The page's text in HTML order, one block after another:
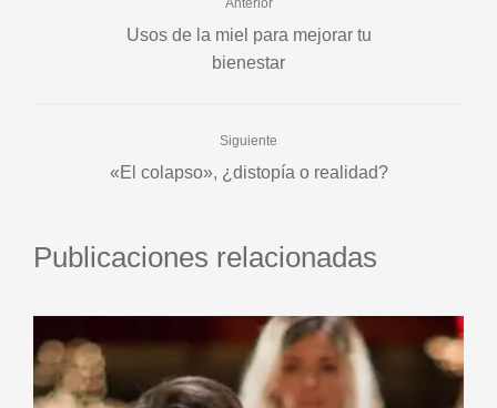
Usos de la miel para mejorar tu
bienestar
Siguiente
«El colapso», ¿distopía o realidad?
Publicaciones relacionadas